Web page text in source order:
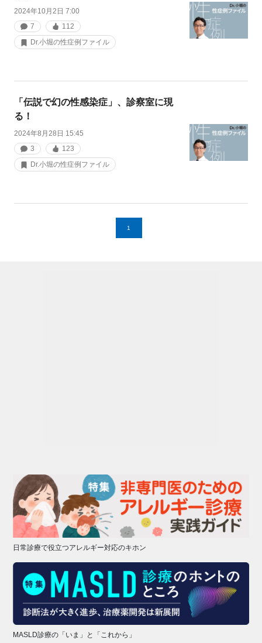
2024年10月2日 7:00
7
112
Dr.小堀の性症例ファイル
「伝説で幻の性感染症」、診察室に現
る！
2024年8月28日 15:45
3
123
Dr.小堀の性症例ファイル
1
日常診療で役立つアレルギー対応のキホン
MASLD診療の「いま」と「これから」